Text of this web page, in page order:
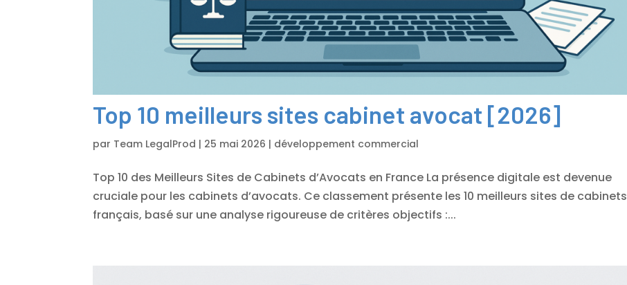
Top 10 meilleurs sites cabinet avocat [2026]
par Team LegalProd | 25 mai 2026 | développement commercial
Top 10 des Meilleurs Sites de Cabinets d’Avocats en France La présence digitale est devenue
cruciale pour les cabinets d’avocats. Ce classement présente les 10 meilleurs sites de cabinets
français, basé sur une analyse rigoureuse de critères objectifs :...